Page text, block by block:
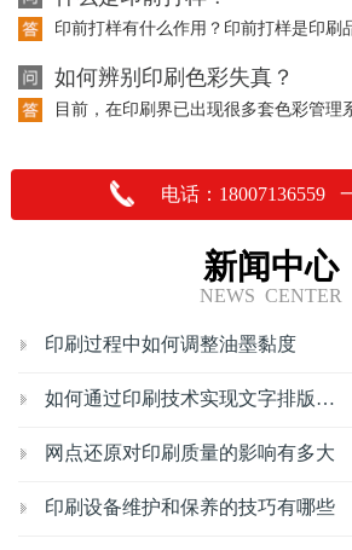
如何辨别印刷色彩失真？
电话：18007136559
新闻中心
NEWS CENTER
印刷过程中如何调整油墨黏度
如何通过印刷技术实现文字排版的优化
网点还原对印刷质量的影响有多大
印刷设备维护和保养的技巧有哪些